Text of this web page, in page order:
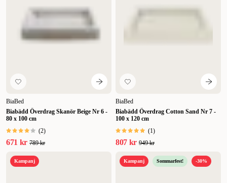
Lägsta pris
Rabatt
BiaBed
Biabädd Överdrag Skanör Beige Nr 6 -
80 x 100 cm
(2)
671 kr 789 kr
BiaBed
Biabädd Överdrag Cotton Sand Nr 7 -
100 x 120 cm
(1)
807 kr 949 kr
Kampanj Kampanj Sommarfest! -30%